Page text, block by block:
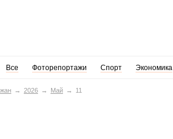
Все Фоторепортажи Спорт Экономика
2026 Май 11